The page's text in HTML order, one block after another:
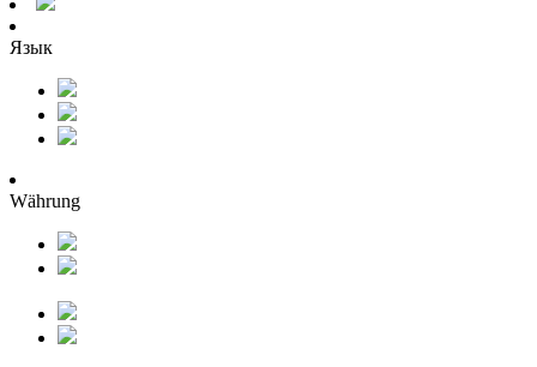
Язык
Währung